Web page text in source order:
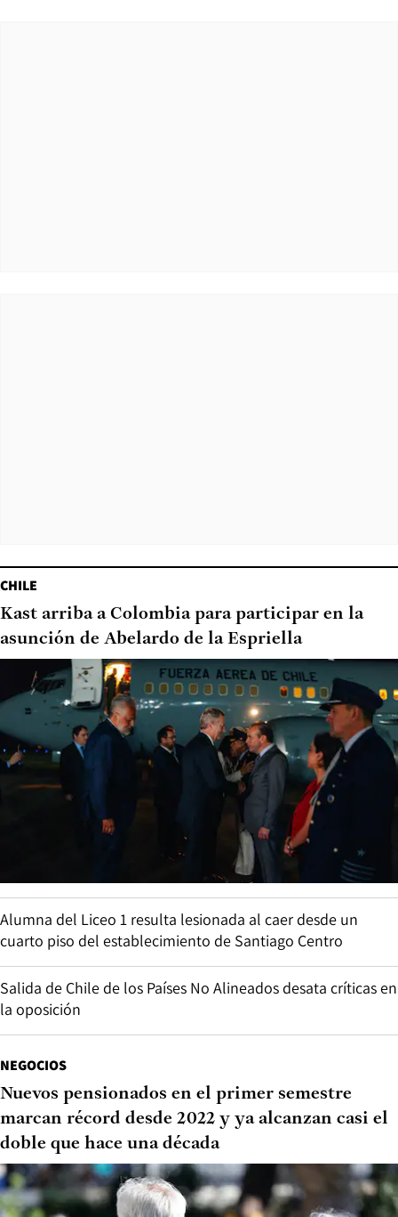
CHILE
Kast arriba a Colombia para participar en la
asunción de Abelardo de la Espriella
Alumna del Liceo 1 resulta lesionada al caer desde un
cuarto piso del establecimiento de Santiago Centro
Salida de Chile de los Países No Alineados desata críticas en
la oposición
NEGOCIOS
Nuevos pensionados en el primer semestre
marcan récord desde 2022 y ya alcanzan casi el
doble que hace una década